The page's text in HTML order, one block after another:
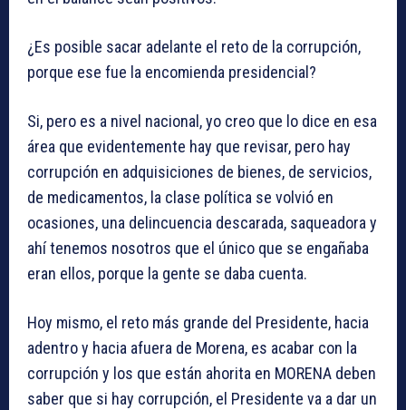
¿Es posible sacar adelante el reto de la corrupción,
porque ese fue la encomienda presidencial?
Si, pero es a nivel nacional, yo creo que lo dice en esa
área que evidentemente hay que revisar, pero hay
corrupción en adquisiciones de bienes, de servicios,
de medicamentos, la clase política se volvió en
ocasiones, una delincuencia descarada, saqueadora y
ahí tenemos nosotros que el único que se engañaba
eran ellos, porque la gente se daba cuenta.
Hoy mismo, el reto más grande del Presidente, hacia
adentro y hacia afuera de Morena, es acabar con la
corrupción y los que están ahorita en MORENA deben
saber que si hay corrupción, el Presidente va a dar un